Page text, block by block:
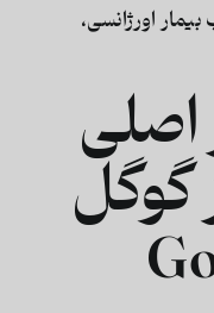
اورژانسی،
اصلی
گوگل